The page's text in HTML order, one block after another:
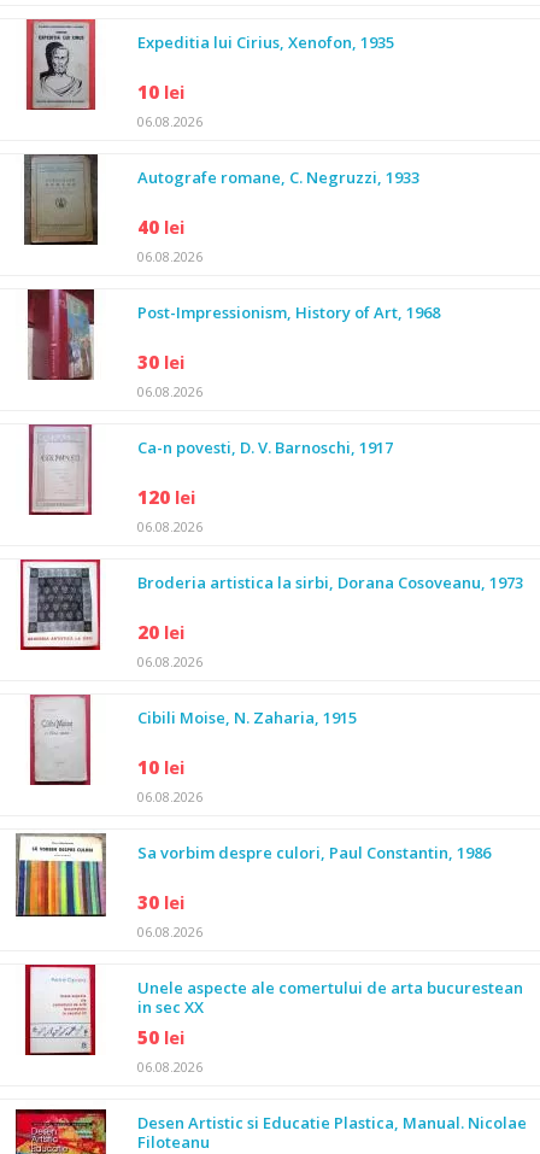
Expeditia lui Cirius, Xenofon, 1935
10 lei
06.08.2026
Autografe romane, C. Negruzzi, 1933
40 lei
06.08.2026
Post-Impressionism, History of Art, 1968
30 lei
06.08.2026
Ca-n povesti, D. V. Barnoschi, 1917
120 lei
06.08.2026
Broderia artistica la sirbi, Dorana Cosoveanu, 1973
20 lei
06.08.2026
Cibili Moise, N. Zaharia, 1915
10 lei
06.08.2026
Sa vorbim despre culori, Paul Constantin, 1986
30 lei
06.08.2026
Unele aspecte ale comertului de arta bucurestean
in sec XX
50 lei
06.08.2026
Desen Artistic si Educatie Plastica, Manual. Nicolae
Filoteanu